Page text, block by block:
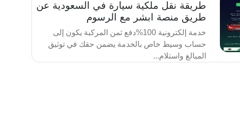
طريقة نقل ملكية سيارة في السعودية عن
طريق منصة ابشر مع الرسوم
خدمة إلكترونية 100%دفع ثمن المركبة يكون إلى
حساب وسيط خاص بالخدمة يضمن حقك في توثيق
المبالغ واستلام...